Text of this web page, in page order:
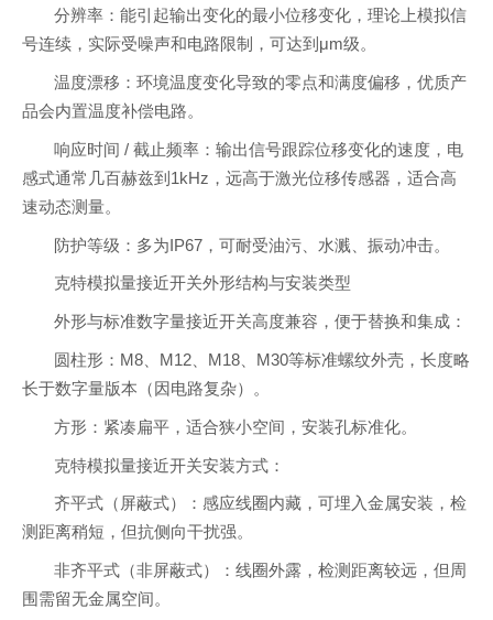
分辨率：能引起输出变化的最小位移变化，理论上模拟信
号连续，实际受噪声和电路限制，可达到μm级。
温度漂移：环境温度变化导致的零点和满度偏移，优质产
品会内置温度补偿电路。
响应时间 / 截止频率：输出信号跟踪位移变化的速度，电
感式通常几百赫兹到1kHz，远高于激光位移传感器，适合高
速动态测量。
防护等级：多为IP67，可耐受油污、水溅、振动冲击。
克特模拟量接近开关外形结构与安装类型
外形与标准数字量接近开关高度兼容，便于替换和集成：
圆柱形：M8、M12、M18、M30等标准螺纹外壳，长度略
长于数字量版本（因电路复杂）。
方形：紧凑扁平，适合狭小空间，安装孔标准化。
克特模拟量接近开关安装方式：
齐平式（屏蔽式）：感应线圈内藏，可埋入金属安装，检
测距离稍短，但抗侧向干扰强。
非齐平式（非屏蔽式）：线圈外露，检测距离较远，但周
围需留无金属空间。